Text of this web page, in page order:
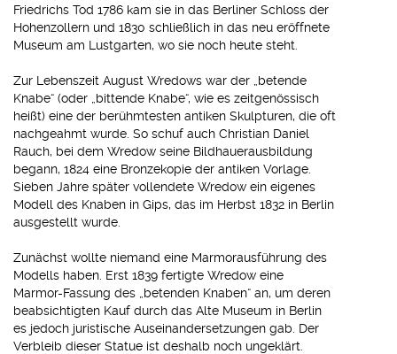
Friedrichs Tod 1786 kam sie in das Berliner Schloss der
Hohenzollern und 1830 schließlich in das neu eröffnete
Museum am Lustgarten, wo sie noch heute steht.
Zur Lebenszeit August Wredows war der „betende
Knabe“ (oder „bittende Knabe“, wie es zeitgenössisch
heißt) eine der berühmtesten antiken Skulpturen, die oft
nachgeahmt wurde. So schuf auch Christian Daniel
Rauch, bei dem Wredow seine Bildhauerausbildung
begann, 1824 eine Bronzekopie der antiken Vorlage.
Sieben Jahre später vollendete Wredow ein eigenes
Modell des Knaben in Gips, das im Herbst 1832 in Berlin
ausgestellt wurde.
Zunächst wollte niemand eine Marmorausführung des
Modells haben. Erst 1839 fertigte Wredow eine
Marmor-Fassung des „betenden Knaben“ an, um deren
beabsichtigten Kauf durch das Alte Museum in Berlin
es jedoch juristische Auseinandersetzungen gab. Der
Verbleib dieser Statue ist deshalb noch ungeklärt.